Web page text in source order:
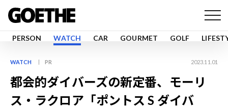
PERSON WATCH CAR GOURMET GOLF
WATCH PR 2023.11.01
都会的ダイバーズの新定番、モーリ
ス・ラクロア「ポントス S ダイバ